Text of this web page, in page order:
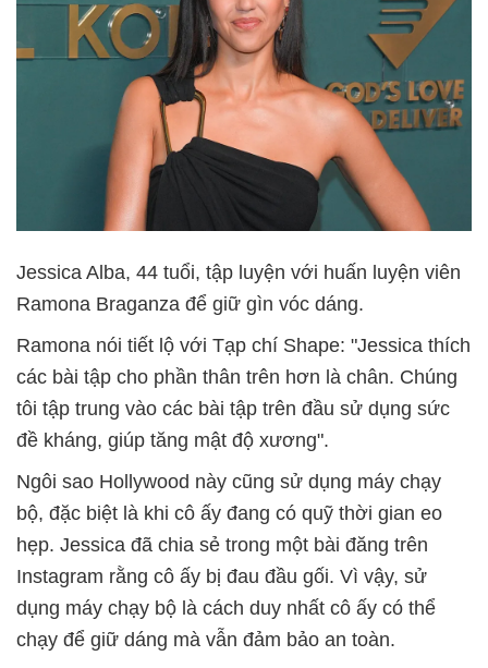
Jessica Alba, 44 tuổi, tập luyện với huấn luyện viên
Ramona Braganza để giữ gìn vóc dáng.
Ramona nói tiết lộ với Tạp chí Shape: "Jessica thích
các bài tập cho phần thân trên hơn là chân. Chúng
tôi tập trung vào các bài tập trên đầu sử dụng sức
đề kháng, giúp tăng mật độ xương".
Ngôi sao Hollywood này cũng sử dụng máy chạy
bộ, đặc biệt là khi cô ấy đang có quỹ thời gian eo
hẹp. Jessica đã chia sẻ trong một bài đăng trên
Instagram rằng cô ấy bị đau đầu gối. Vì vậy, sử
dụng máy chạy bộ là cách duy nhất cô ấy có thể
chạy để giữ dáng mà vẫn đảm bảo an toàn.